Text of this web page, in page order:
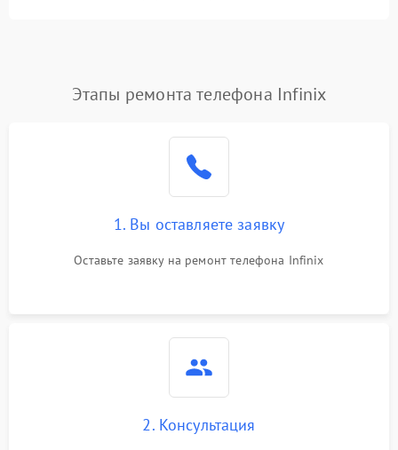
Этапы ремонта телефона Infinix
1. Вы оставляете заявку
Оставьте заявку на ремонт телефона Infinix
2. Консультация